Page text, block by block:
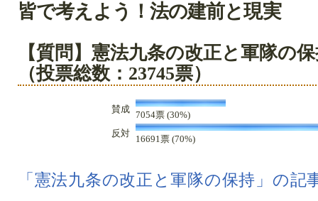
皆で考えよう！法の建前と現実
【質問】憲法九条の改正と軍隊の
（投票総数：23745票）
賛成
7054票 (30%)
反対
16691票 (70%)
「憲法九条の改正と軍隊の保持」の記